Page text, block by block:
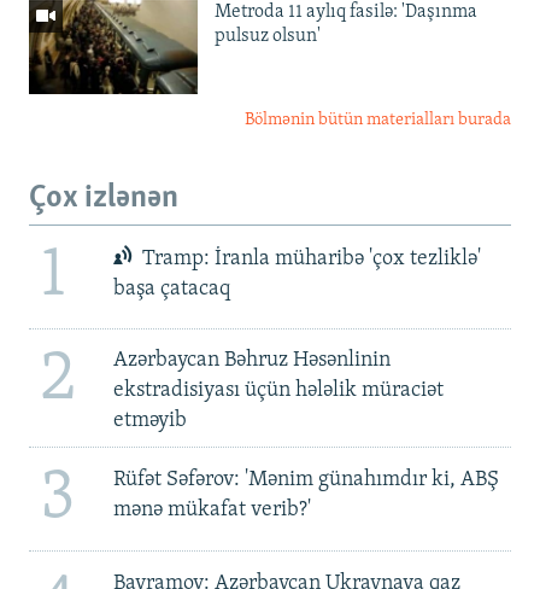
Metroda 11 aylıq fasilə: 'Daşınma
pulsuz olsun'
Bölmənin bütün materialları burada
Çox izlənən
1
Tramp: İranla müharibə 'çox tezliklə'
başa çatacaq
2
Azərbaycan Bəhruz Həsənlinin
ekstradisiyası üçün hələlik müraciət
etməyib
3
Rüfət Səfərov: 'Mənim günahımdır ki, ABŞ
mənə mükafat verib?'
Bayramov: Azərbaycan Ukraynaya qaz